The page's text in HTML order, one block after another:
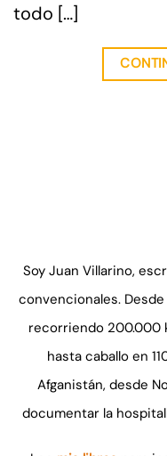
todo […]
Soy Juan Villarino,
convencionales.
recorriendo 200.000
hasta caballo en
Afganistán, desde
documentar la